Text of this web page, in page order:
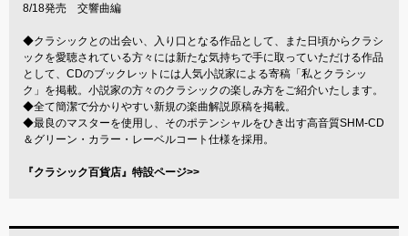
8/18発売 交響曲編
◆クラシックとの出会い、入り口となる作品として、また日頃からクラシ
ックを愛聴されている方々には新たな気持ちで手に取っていただける作品
として、CDのブックレットには人気小説家による寄稿「私とクラシッ
ク」を掲載。小説家の方々のクラシックの楽しみ方をご紹介いたします。
◆全て簡潔で分かりやすい新規の楽曲解説原稿を掲載。
◆最良のマスターを使用し、そのポテンシャルをひき出す高音質SHM-CD
＆グリーン・カラー・レーベルコート仕様を採用。
『クラシック百貨店』特設ページ>>